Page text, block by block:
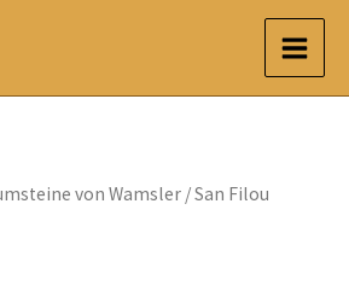
von Wamsler / San Filou